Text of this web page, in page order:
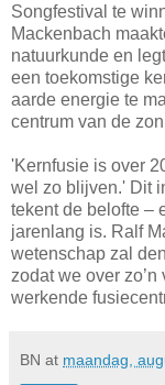
Songfestival te
Mackenbach
natuurkunde en
een toekomstige
aarde energie te
centrum van de
'Kernfusie is over
wel zo blijven.' Dit
tekent de belofte –
jarenlang is. Ralf
wetenschap zal
zodat we over
werkende
BN at maandag,